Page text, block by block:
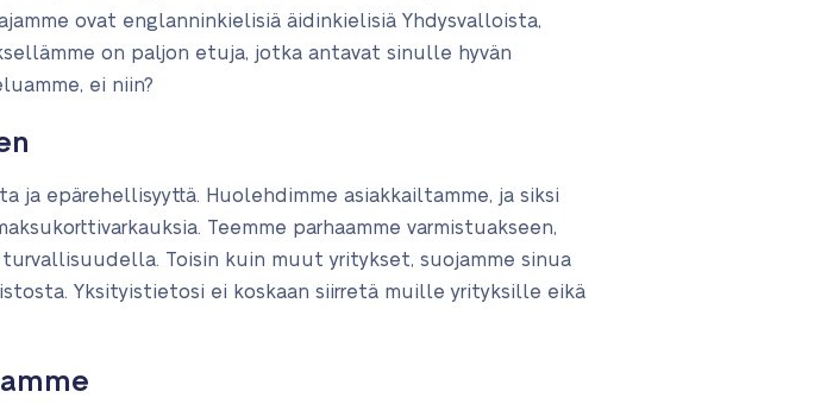
ovat englanninkielisiä äidinkielisiä Yhdysvalloista,
on paljon etuja, jotka antavat sinulle hyvän
ei niin?
ja epärehellisyyttä. Huolehdimme asiakkailtamme, ja siksi
Teemme parhaamme varmistuakseen,
Toisin kuin muut yritykset, suojamme sinua
Yksityistietosi ei koskaan siirretä muille yrityksille eikä